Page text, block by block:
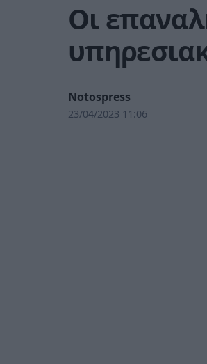
Οι
Notospress
23/04/2023 11:06